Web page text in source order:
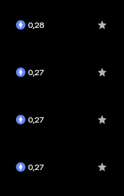
0,28
0,27
0,27
0,27